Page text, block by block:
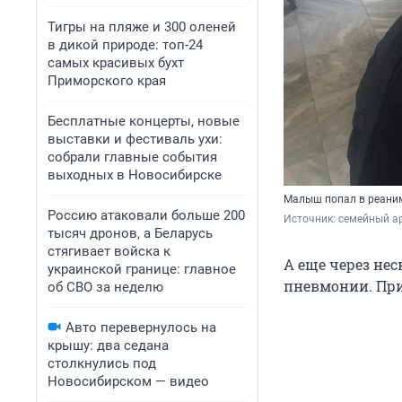
Тигры на пляже и 300 оленей
в дикой природе: топ-24
самых красивых бухт
Приморского края
Бесплатные концерты, новые
выставки и фестиваль ухи:
собрали главные события
выходных в Новосибирске
Россию атаковали больше 200
тысяч дронов, а Беларусь
стягивает войска к
украинской границе: главное
об СВО за неделю
Авто перевернулось на
крышу: два седана
столкнулись под
Новосибирском — видео
Малыш попал в
Источник: семейный
А еще через
пневмонии. При